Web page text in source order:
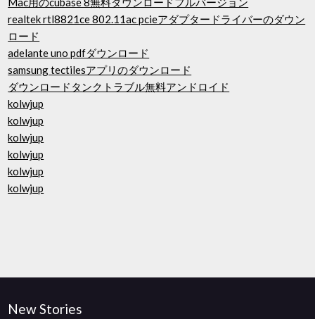
realtek rtl8821ce 802.11ac pcieアダプタードライバーのダウン
ロード
adelante uno pdfダウンロード
samsung tectilesアプリのダウンロード
ダウンロードタンクトラブル無料アンドロイド
kolwjup
kolwjup
kolwjup
kolwjup
kolwjup
kolwjup
New Stories